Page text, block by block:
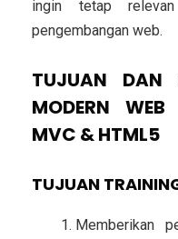
ingin tetap
pengembangan web.
TUJUAN DAN
MODERN WEB
MVC & HTML5
TUJUAN
Memberikan